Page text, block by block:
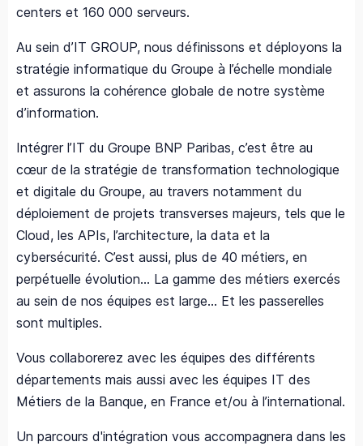
centers et 160 000 serveurs.
Au sein d’IT GROUP, nous définissons et déployons la
stratégie informatique du Groupe à l’échelle mondiale
et assurons la cohérence globale de notre système
d’information.
Intégrer l’IT du Groupe BNP Paribas, c’est être au
cœur de la stratégie de transformation technologique
et digitale du Groupe, au travers notamment du
déploiement de projets transverses majeurs, tels que le
Cloud, les APIs, l’architecture, la data et la
cybersécurité. C’est aussi, plus de 40 métiers, en
perpétuelle évolution… La gamme des métiers exercés
au sein de nos équipes est large… Et les passerelles
sont multiples.
Vous collaborerez avec les équipes des différents
départements mais aussi avec les équipes IT des
Métiers de la Banque, en France et/ou à l’international.
Un parcours d'intégration vous accompagnera dans les